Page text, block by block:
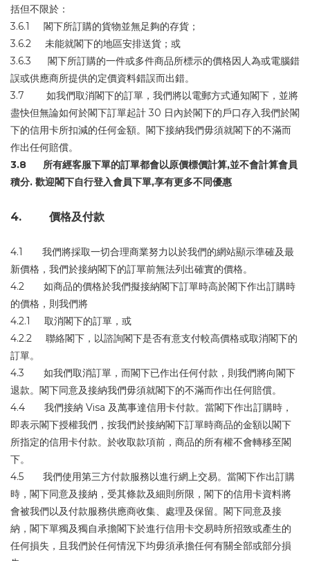
括但不限於：
3.6.1 閣下所訂購的貨物並無足夠的存貨；
3.6.2 未能就閣下的地區安排送貨；或
3.6.3 閣下所訂購的一件或多件商品所標示的價格因人為或電腦錯
誤或供應商所提供的定價資料錯誤而出錯。
3.7 如我們取消閣下的訂單，我們將以電郵方式通知閣下，並將
盡快但無論如何於閣下訂單起計 30 日內於閣下的戶口存入我們於閣
下的信用卡所扣減的任何金額。閣下接納我們毋須就閣下的不滿而
作出任何賠償。
3.8 所有經客服下單的訂單都會以原價標價計算,並不會計算會員
積分. 歡迎閣下自行登入會員下單,享有更多不同優惠
4. 價格及付款
4.1 我們將採取一切合理商業努力以於我們的網站顯示準確及最
新價格，我們於接納閣下的訂單前無法列出確實的價格。
4.2 如商品的價格於我們擬接納閣下訂單時高於閣下作出訂購時
的價格，則我們將
4.2.1 取消閣下的訂單，或
4.2.2 聯絡閣下，以諮詢閣下是否有意支付較高價格或取消閣下的
訂單。
4.3 如我們取消訂單，而閣下已作出任何付款，則我們將向閣下
退款。閣下同意及接納我們毋須就閣下的不滿而作出任何賠償。
4.4 我們接納 Visa 及萬事達信用卡付款。當閣下作出訂購時，
即表示閣下授權我們，按我們於接納閣下訂單時商品的金額以閣下
所指定的信用卡付款。於收取款項前，商品的所有權不會轉移至閣
下。
4.5 我們使用第三方付款服務以進行網上交易。當閣下作出訂購
時，閣下同意及接納，受其條款及細則所限，閣下的信用卡資料將
會被我們以及付款服務供應商收集、處理及保留。閣下同意及接
納，閣下單獨及獨自承擔閣下於進行信用卡交易時所招致或產生的
任何損失，且我們於任何情況下均毋須承擔任何有關全部或部分損